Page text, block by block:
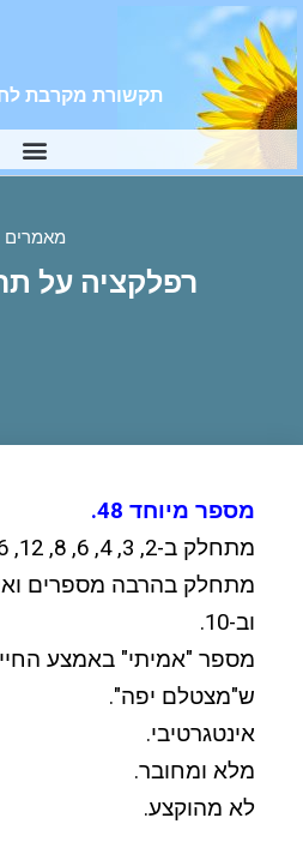
תקשורת מקרבת
מאמרים
רפלקציה על
מספר מיוחד 48.
מתחלק ב-2, 3, 4, 6, 8, 12, 16, 24.
וב-10.
מספר "אמיתי" באמצע
ש"מצטלם יפה".
אינטגרטיבי.
מלא ומחובר.
לא מהוקצע.